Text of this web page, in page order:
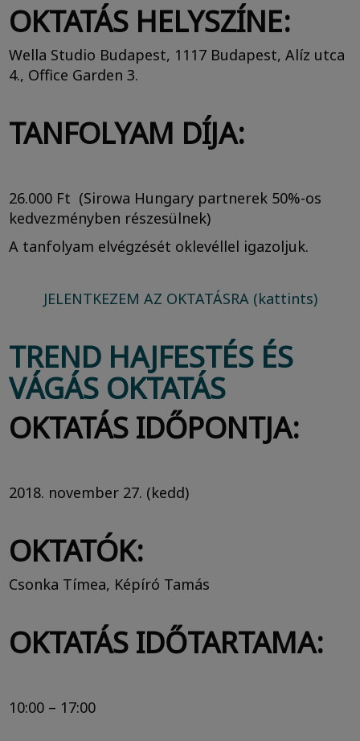
OKTATÁS HELYSZÍNE:
Wella Studio Budapest, 1117 Budapest, Alíz utca
4., Office Garden 3.
TANFOLYAM DÍJA:
26.000 Ft (Sirowa Hungary partnerek 50%-os
kedvezményben részesülnek)
A tanfolyam elvégzését oklevéllel igazoljuk.
JELENTKEZEM AZ OKTATÁSRA (kattints)
TREND HAJFESTÉS ÉS
VÁGÁS OKTATÁS
OKTATÁS IDŐPONTJA:
2018. november 27. (kedd)
OKTATÓK:
Csonka Tímea, Képíró Tamás
OKTATÁS IDŐTARTAMA:
10:00 – 17:00